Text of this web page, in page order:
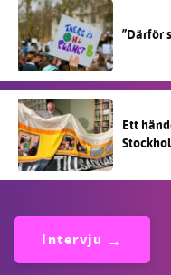
”Därför
Ett
Intervju